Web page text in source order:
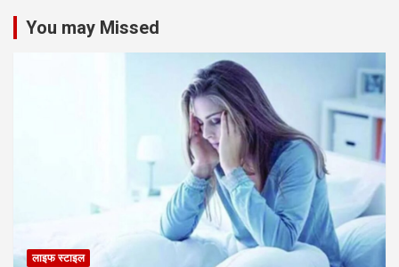
You may Missed
लाइफ स्टाइल